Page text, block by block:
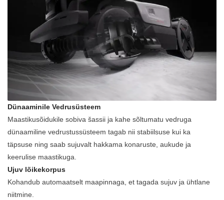
Dünaaminile Vedrusüsteem
Maastikusõidukile sobiva šassii ja kahe sõltumatu vedruga
dünaamiline vedrustussüsteem tagab nii stabiilsuse kui ka
täpsuse ning saab sujuvalt hakkama konaruste, aukude ja
keerulise maastikuga.
Ujuv lõikekorpus
Kohandub automaatselt maapinnaga, et tagada sujuv ja ühtlane
niitmine.